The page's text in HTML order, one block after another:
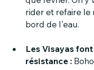
rider et refaire le
bord de l'eau.
Les Visayas
résistance :